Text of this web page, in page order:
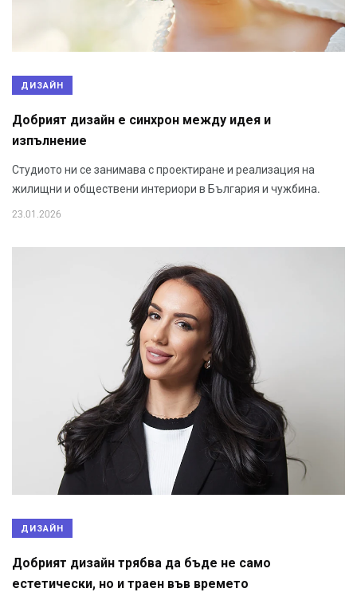
ДИЗАЙН
Добрият дизайн е синхрон между идея и
изпълнение
Студиото ни се занимава с проектиране и реализация на
жилищни и обществени интериори в България и чужбина.
23.01.2026
ДИЗАЙН
Добрият дизайн трябва да бъде не само
естетически, но и траен във времето